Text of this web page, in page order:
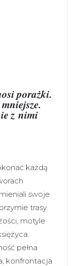
porażki.
z nimi
każdą
swoje
trasy.
motyle
pełna
konfrontacja